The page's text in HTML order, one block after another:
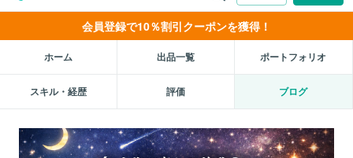
会員登録で10％割引クーポンを獲得！
ホーム 出品一覧 ポートフォリオ
スキル・経歴 評価 ブログ